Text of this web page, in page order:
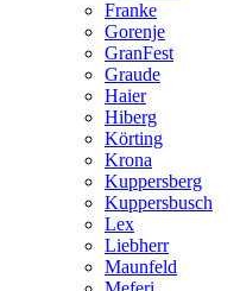
Franke
Gorenje
GranFest
Graude
Haier
Hiberg
Körting
Krona
Kuppersberg
Kuppersbusch
Lex
Liebherr
Maunfeld